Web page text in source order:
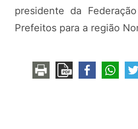
presidente da
Prefeitos para a região